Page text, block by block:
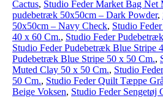
Cactus, Studio Feder Market Bag Net
pudebetræk 50x50cm – Dark Powder,
50x50cm – Navy Check, Studio
40 x 60 Cm., Studio Feder
Studio Feder Pudebetræk Blue Stripe
Pudebetræk Blue Stripe 50 x 50 Cm.,
Muted Clay 50 x 50 Cm., Studio
50 Cm., Studio Feder Quilt Tæppe Grå
Beige Voksen, Studio Feder Sengetøj